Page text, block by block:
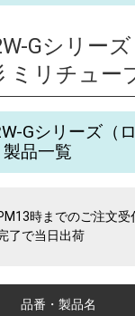
Gシリー
ミリチュー
Gシリーズ（
品一覧
時までのご注文受
了で当日出荷
品番・製品名